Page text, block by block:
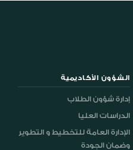
الشؤون الأكاديمية
إدارة شؤون الطلاب
الدراسات العليا
الإدارة العامة للتخطيط و التطوير
وضمان الجودة